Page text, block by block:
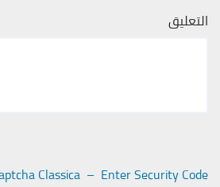
التعليق
Classica – Enter Security Code